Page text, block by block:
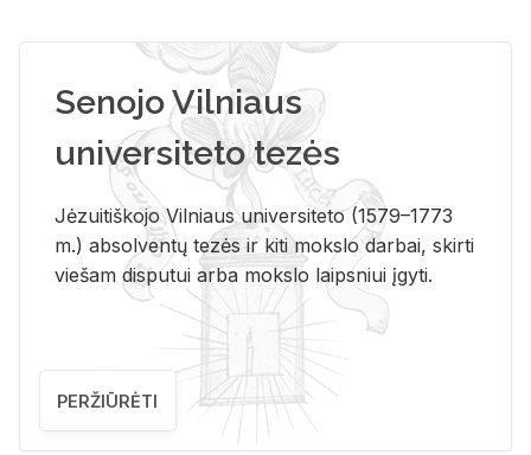
Senojo Vilniaus
universiteto tezės
Jėzuitiškojo Vilniaus universiteto (1579–1773
m.) absolventų tezės ir kiti mokslo darbai, skirti
viešam disputui arba mokslo laipsniui įgyti.
PERŽIŪRĖTI